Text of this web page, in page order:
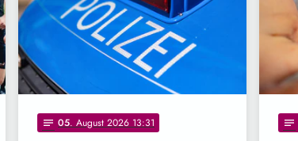
notes 05. August 2026 13:31 notes